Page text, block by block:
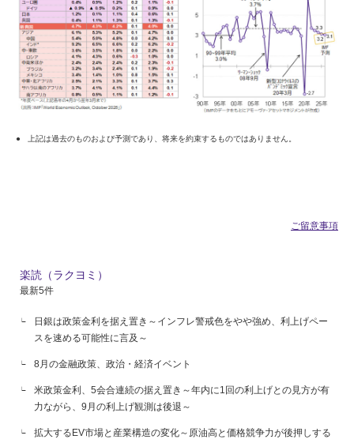
楽読（ラクヨミ）
最新5件
日銀は政策金利を据え置き～インフレ警戒色をやや強め、利上げペー
スを速める可能性に言及～
8月の金融政策、政治・経済イベント
米政策金利、5会合連続の据え置き～年内に1回の利上げとの見方が有
力ながら、9月の利上げ観測は後退～
拡大するEV市場と産業構造の変化～原油高と価格競争力が後押しする
上記は過去のものおよび予測であり、将来を約束するものではありません。
ご留意事項